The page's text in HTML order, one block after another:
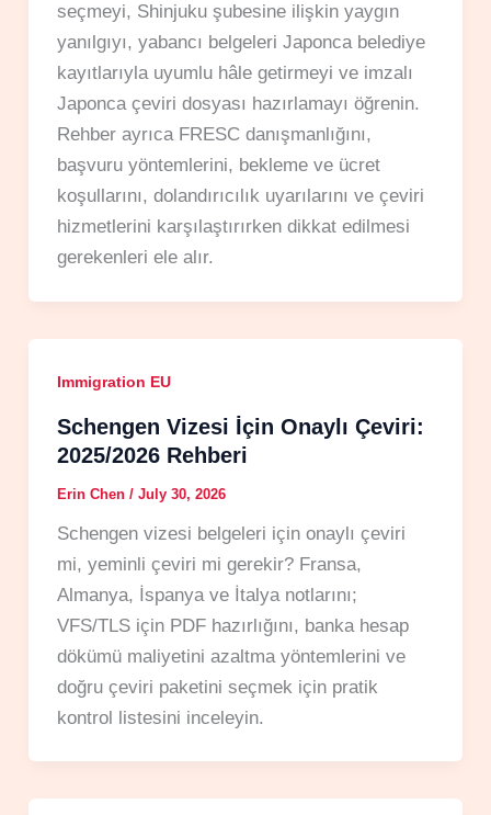
seçmeyi, Shinjuku şubesine ilişkin yaygın
yanılgıyı, yabancı belgeleri Japonca belediye
kayıtlarıyla uyumlu hâle getirmeyi ve imzalı
Japonca çeviri dosyası hazırlamayı öğrenin.
Rehber ayrıca FRESC danışmanlığını,
başvuru yöntemlerini, bekleme ve ücret
koşullarını, dolandırıcılık uyarılarını ve çeviri
hizmetlerini karşılaştırırken dikkat edilmesi
gerekenleri ele alır.
Immigration EU
Schengen Vizesi İçin Onaylı Çeviri:
2025/2026 Rehberi
Erin Chen / July 30, 2026
Schengen vizesi belgeleri için onaylı çeviri
mi, yeminli çeviri mi gerekir? Fransa,
Almanya, İspanya ve İtalya notlarını;
VFS/TLS için PDF hazırlığını, banka hesap
dökümü maliyetini azaltma yöntemlerini ve
doğru çeviri paketini seçmek için pratik
kontrol listesini inceleyin.